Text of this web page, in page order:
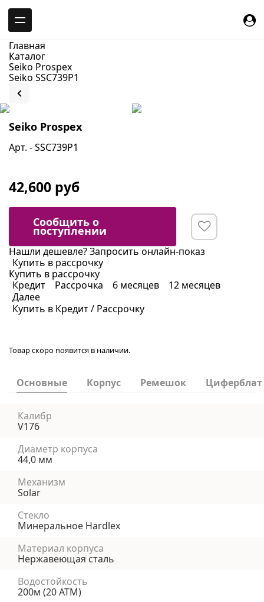
Главная
Каталог
Seiko Prospex
Seiko SSC739P1
Seiko Prospex
Арт. - SSC739P1
42,600 руб
Сообщить о
поступлении
Нашли дешевле?Запросить онлайн-показ
Купить в рассрочку
Купить в рассрочку
Кредит
Рассрочка 6 месяцев
12 месяцев
Далее
Купить в Кредит / Рассрочку
Товар скоро появится в наличии.
Основные Корпус Ремешок Циферблат
Калибр
V176
Диаметр корпуса
44,0 мм
Механизм
Solar
Стекло
Минеральное Hardlex
Материал корпуса
Нержавеющая сталь
Водостойкость
200м (20 АТМ)